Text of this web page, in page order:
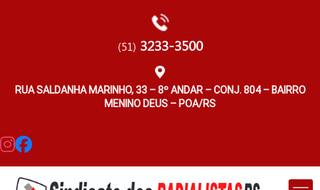
(51) 3233-3500
RUA SALDANHA MARINHO, 33 – 8º ANDAR – CONJ. 804 – BAIRRO
MENINO DEUS – POA/RS